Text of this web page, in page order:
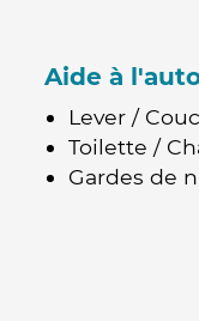
Aide à
Lever /
Toilette /
Gardes de